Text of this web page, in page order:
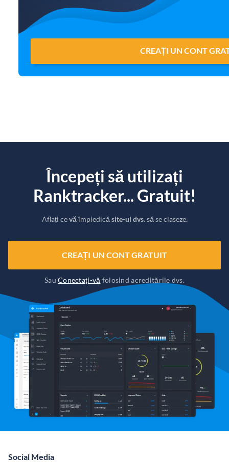
CREAȚI UN CONT
Începeți să utilizați
Ranktracker... Gratuit!
Aflați cevăîmpiedică site-ul dvs.să se claseze.
CREAȚI UN CONT GRATUIT
SauConectați-vă folosind acreditările dvs.
Social Media